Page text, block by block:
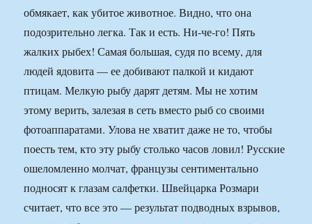
обмякает, как убитое животное. Видно, что она
подозрительно легка. Так и есть. Ни-че-го! Пять
жалких рыбех! Самая большая, судя по всему, для
людей ядовита — ее добивают палкой и кидают
птицам. Мелкую рыбу дарят детям. Мы не хотим
этому верить, залезая в сеть вместо рыб со своими
фотоаппаратами. Улова не хватит даже не то, чтобы
поесть тем, кто эту рыбу столько часов ловил! Русские
ошеломленно молчат, французы сентиментально
подносят к глазам салфетки. Швейцарка Розмари
считает, что все это — результат подводных взрывов,